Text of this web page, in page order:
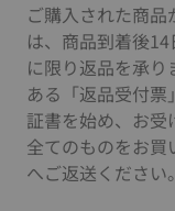
ご購入された商
は、商品到着後
に限り返品を承
ある「返品受付
証書を始め、お
全てのものをお
へご返送ください。